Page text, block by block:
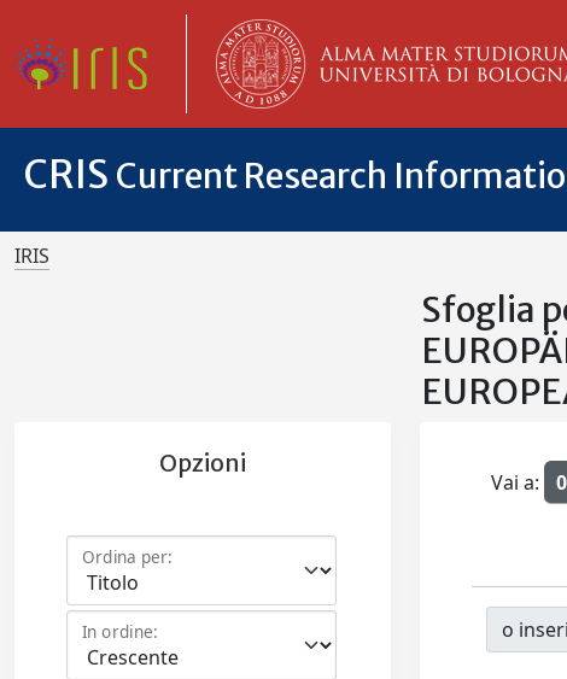
CRIS Current Research
IRIS
Sfoglia
Opzioni
Ordina per:
In ordine:
Vai a:
o